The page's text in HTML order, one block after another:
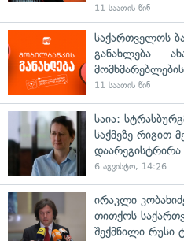
11 საათის წინ
საქართველოს
განახლება —
11 საათის წინ
საია:
საქმეზე რიგით
დაარეგისტრირა
6 აგვისტო, 14:26
ირაკლი
თითქოს
შექმნილი რუსი